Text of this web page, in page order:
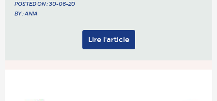
POSTED ON :30-06-20
BY : ANIA
Lire l'article